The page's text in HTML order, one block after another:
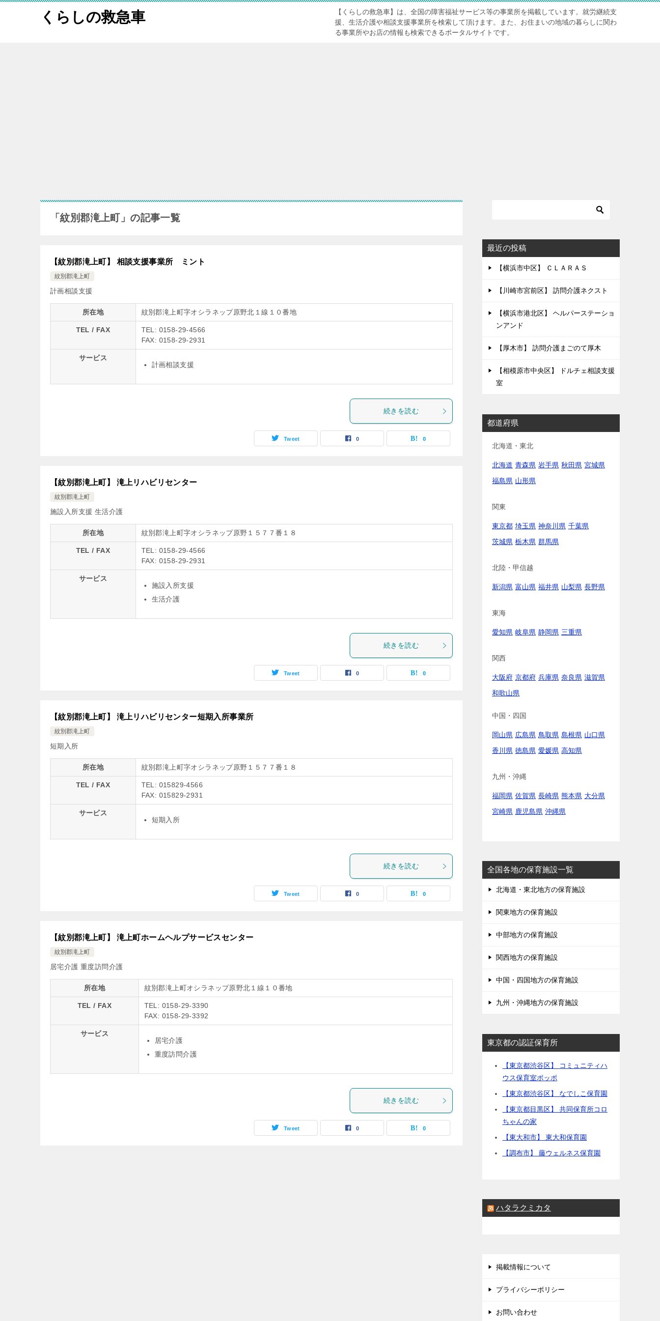
くらしの救急車
【くらしの救急車】は、全国の障害福祉サービス等の事業所を掲載しています。就労継続支
援、生活介護や相談支援事業所を検索して頂けます。また、お住まいの地域の暮らしに関わ
る事業所やお店の情報も検索できるポータルサイトです。
「紋別郡滝上町」の記事一覧
【紋別郡滝上町】 相談支援事業所 ミント
紋別郡滝上町
計画相談支援
所在地 紋別郡滝上町字オシラネップ原野北１線１０番地
TEL / FAX
TEL: 0158-29-4566
FAX: 0158-29-2931
サービス
計画相談支援
続きを読む
Tweet 0 0
【紋別郡滝上町】 滝上リハビリセンター
紋別郡滝上町
施設入所支援 生活介護
所在地 紋別郡滝上町字オシラネップ原野１５７７番１８
TEL / FAX
TEL: 0158-29-4566
FAX: 0158-29-2931
サービス
施設入所支援
生活介護
続きを読む
Tweet 0 0
【紋別郡滝上町】 滝上リハビリセンター短期入所事業所
紋別郡滝上町
短期入所
所在地 紋別郡滝上町字オシラネップ原野１５７７番１８
TEL / FAX
TEL: 015829-4566
FAX: 015829-2931
サービス
短期入所
続きを読む
Tweet 0 0
【紋別郡滝上町】 滝上町ホームヘルプサービスセンター
紋別郡滝上町
居宅介護 重度訪問介護
所在地 紋別郡滝上町オシラネップ原野北１線１０番地
TEL / FAX
TEL: 0158-29-3390
FAX: 0158-29-3392
サービス
居宅介護
重度訪問介護
続きを読む
Tweet 0 0
最近の投稿
【横浜市中区】 ＣＬＡＲＡＳ
【川崎市宮前区】 訪問介護ネクスト
【横浜市港北区】 ヘルパーステーショ
ンアンド
【厚木市】 訪問介護まごのて厚木
【相模原市中央区】 ドルチェ相談支援
室
都道府県
北海道・東北
北海道 青森県 岩手県 秋田県 宮城県
福島県 山形県
関東
東京都 埼玉県 神奈川県 千葉県
茨城県 栃木県 群馬県
北陸・甲信越
新潟県 富山県 福井県 山梨県 長野県
東海
愛知県 岐阜県 静岡県 三重県
関西
大阪府 京都府 兵庫県 奈良県 滋賀県
和歌山県
中国・四国
岡山県 広島県 鳥取県 島根県 山口県
香川県 徳島県 愛媛県 高知県
九州・沖縄
福岡県 佐賀県 長崎県 熊本県 大分県
宮崎県 鹿児島県 沖縄県
全国各地の保育施設一覧
北海道・東北地方の保育施設
関東地方の保育施設
中部地方の保育施設
関西地方の保育施設
中国・四国地方の保育施設
九州・沖縄地方の保育施設
東京都の認証保育所
【東京都渋谷区】 コミュニティハ
ウス保育室ポッポ
【東京都渋谷区】 なでしこ保育園
【東京都目黒区】 共同保育所コロ
ちゃんの家
【東大和市】 東大和保育園
【調布市】 藤ウェルネス保育園
ハタラクミカタ
掲載情報について
プライバシーポリシー
お問い合わせ